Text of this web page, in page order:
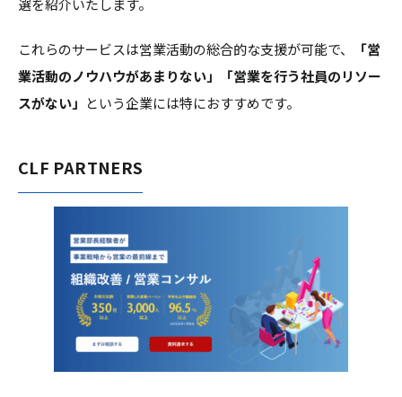
これらのサービスは営業活動の総合的な支援が可能で、
「営
業活動のノウハウがあまりない」「営業を行う社員のリソー
スがない」 という企業には特におすすめです。
CLF PARTNERS